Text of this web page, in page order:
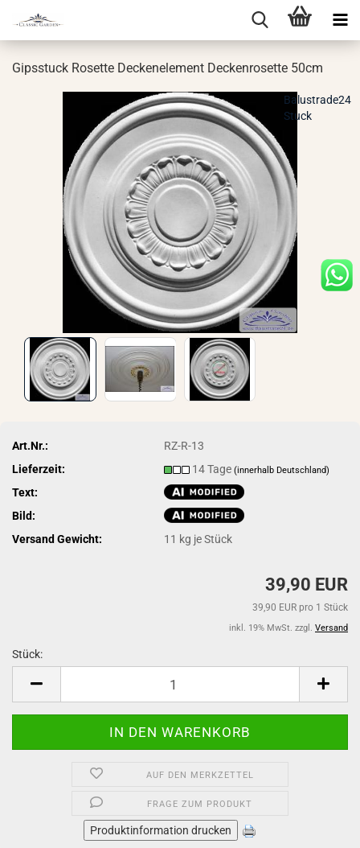
Gips­stuck Ro­set­te De­cken­ele­ment De­cken­ro­set­te 50cm
Balustrade24
Stuck
Art.Nr.:
RZ-R-13
Lieferzeit:
14 Tage(innerhalb Deutschland)
Text:
Bild:
Versand Gewicht:
11 kg je Stück
39,90 EUR
39,90 EUR pro 1 Stück
inkl. 19% MwSt. zzgl. Versand
Stück:
AUF DEN MERKZETTEL
FRAGE ZUM PRODUKT
Produktinformation drucken